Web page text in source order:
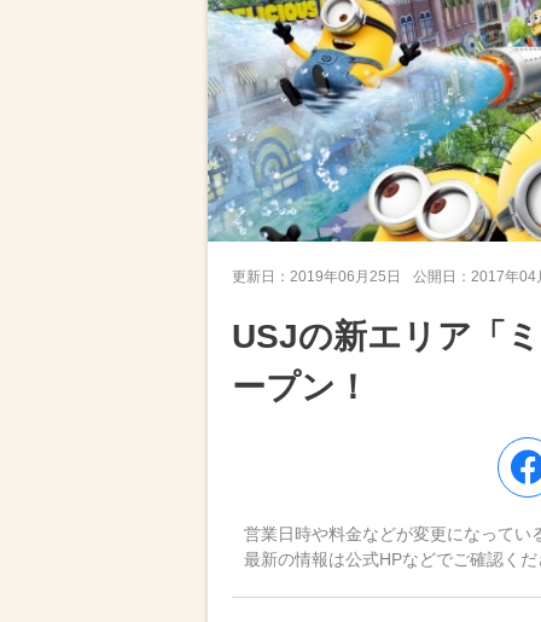
更新日： 2019年06月25日 公開日： 2017年04
USJの新エリア「
ープン！
営業日時や料金などが変更になってい
最新の情報は公式HPなどでご確認く